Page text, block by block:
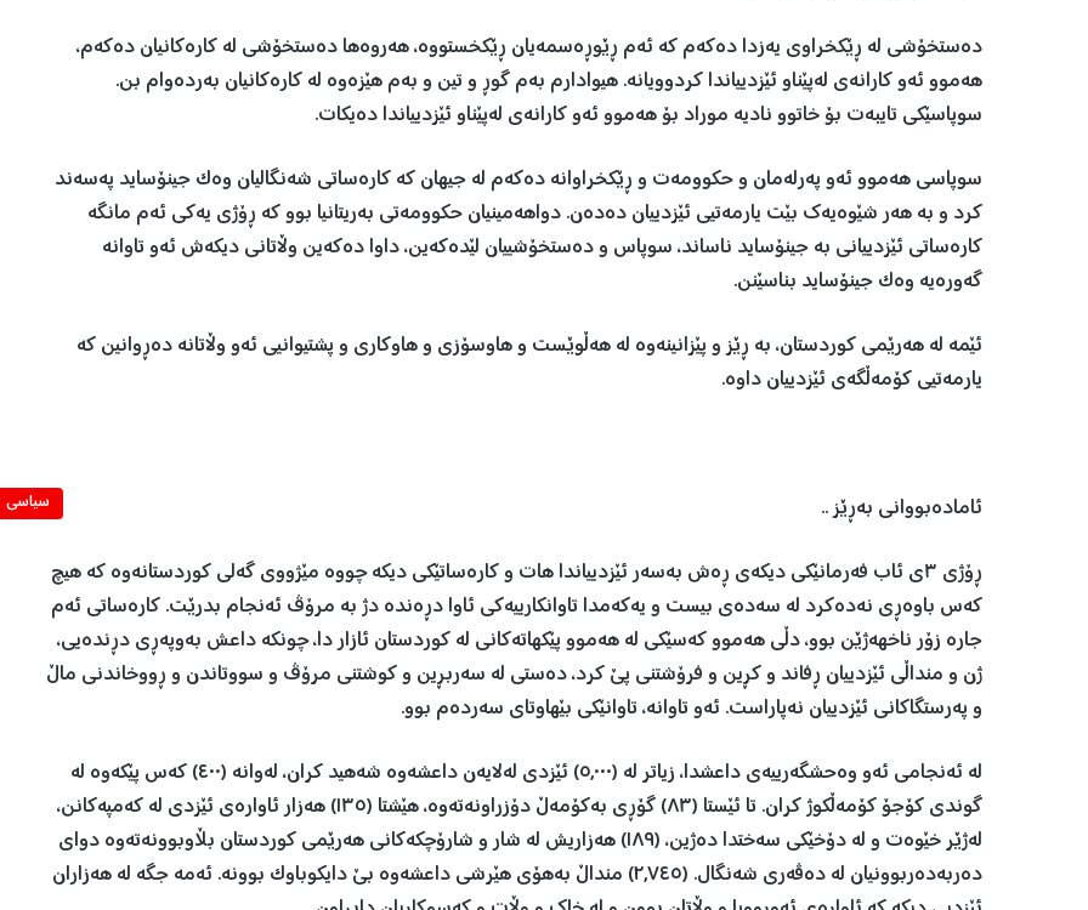
دەستخۆشی لە ڕێکخراوی یەزدا دەکەم کە ئەم ڕێوڕەسمەيان ڕێکخستووە، هەروەها دەستخۆشی لە کارەکانیان دەکەم،
هه‌موو ئه‌و كارانه‌ى لەپێناو ئێزدیياندا کردوویانه‌. هیوادارم به‌م گوڕ و تين و به‌م هێزەوە لە کارەکانیان بەردەوام بن.
سوپاسێكى تايبه‌ت بۆ خاتوو نادیە موراد بۆ هه‌موو ئه‌و كارانه‌ى لەپێناو ئێزدیياندا دەیکات.
سوپاسی هەموو ئەو پەرلەمان و حكوومه‌ت و ڕێکخراوانە دەکەم لە جیهان کە کارەساتی شه‌نگالیان وەک جینۆساید پەسەند
کرد و به‌ هه‌ر شێوه‌يه‌ك بێت يارمه‌تيى ئێزدييان ده‌ده‌ن. دواهه‌مينيان حكوومه‌تى به‌ريتانيا بوو كه‌ ڕۆژى يه‌كى ئه‌م مانگه‌
كاره‌ساتى ئێزدييانى به‌ جينۆسايد ناساند، سوپاس و ده‌ستخۆشييان لێده‌كه‌ين، داوا دەکەین وڵاتانی دیکەش ئەو تاوانە
گەورەیە وەک جینۆساید بناسێنن.
ئێمه‌ له‌ هه‌رێمى كوردستان، به‌ ڕێز و پێزانينه‌وه‌ له‌ هه‌ڵوێست و هاوسۆزى و هاوكارى و پشتيوانيى ئه‌و وڵاتانه‌ ده‌ڕوانين كه‌
يارمه‌تيى كۆمه‌ڵگه‌ى ئێزدييان داوه‌.
ئامادەبووانی بەڕێز ..
ڕۆژی ٣ی ئاب فەرمانێکی دیکەی ڕەش بەسەر ئێزدیياندا هات و کارەساتێکی دیکە چووە مێژووی گەلی کوردستانەوە كه‌ هيچ
كه‌س باوه‌ڕى نه‌ده‌كرد له‌ سه‌ده‌ى بيست و يه‌كه‌مدا تاوانكارييه‌كى ئاوا دڕه‌نده‌ دژ به‌ مرۆڤ ئه‌نجام بدرێت. کارەساتی ئەم
جارە زۆر ناخهەژێن بوو، دڵی هەموو کەسێکی له‌ هه‌موو پێكهاته‌كانى لە کوردستان ئازار دا، چونکە داعش بەوپەڕی دڕندەیی،
ژن و منداڵی ئێزدييان ڕفاند و کڕین و فرۆشتنی پێ کرد، ده‌ستى له‌ سه‌ربڕين و كوشتنى مرۆڤ و سووتاندن و ڕووخاندنى ماڵ
و په‌رستگاكانى ئێزدييان نه‌پاراست. ئەو تاوانە، تاوانێكى بێهاوتاى سه‌رده‌م بوو.
لە ئەنجامی ئەو وەحشگەرییەی داعشدا، زیاتر لە (٥,٠٠٠) ئێزدی لەلایەن داعشەوە شەهید کران، له‌وانه‌ (٤٠٠) کەس پێکەوە لە
گوندی کۆجۆ کۆمەڵکوژ کران. تا ئێستا (٨٣) گۆڕی بەکۆمەڵ دۆزراونەتەوە، هێشتا (١٣٥) هەزار ئاوارەی ئێزدی لە کەمپەکانن،
لەژێر خێوەت و له‌ دۆخێكى سه‌ختدا دەژین، (١٨٩) هەزاریش لە شار و شارۆچکەکانی هەرێمی کوردستان بڵاوبوونەتەوە دوای
دەربەدەربوونیان لە دەڤەری شه‌نگال. (٢,٧٤٥) منداڵ بەهۆی هێرشی داعشەوە بێ دایکوباوک بوونە. ئه‌مه‌ جگه‌ له‌ هه‌زاران
سیاسی